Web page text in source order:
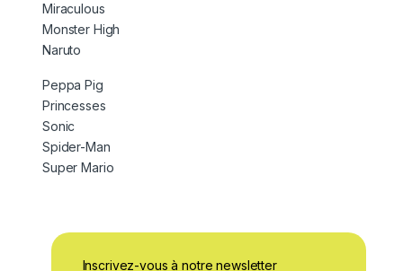
Miraculous
Monster High
Naruto
Peppa Pig
Princesses
Sonic
Spider-Man
Super Mario
Inscrivez-vous à notre newsletter